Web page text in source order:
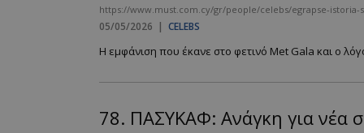
https://www.must.com.cy/gr/people/celebs/egrapse-istoria-
05/05/2026 | CELEBS
Η εμφάνιση που έκανε στο φετινό Met Gala και ο
78. ΠΑΣΥΚΑΦ: Ανάγκη για νέα
PHPSESSID